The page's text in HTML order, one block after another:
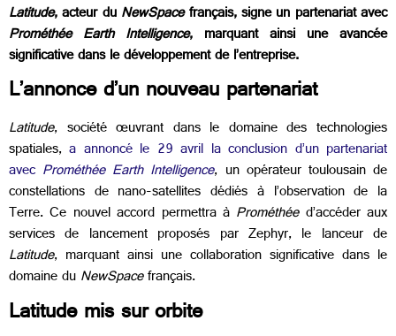
Latitude, acteur duNewSpacefrançais, signe un partenariat avec
Prométhée Earth Intelligence, marquant ainsi une avancée
significative dans le développement de l’entreprise.
L’annonce d’un nouveau partenariat
Latitude, société œuvrant dans le domaine des technologies
spatiales,a annoncé le 29 avril la conclusion d’un partenariat
avec Prométhée Earth Intelligence, un opérateur toulousain de
constellations de nano-satellites dédiés à l’observation de la
Terre. Ce nouvel accord permettra à Prométhéed’accéder aux
services de lancement proposés par Zephyr, le lanceur de
Latitude, marquant ainsi une collaboration significative dans le
domaine duNewSpacefrançais.
Latitude mis sur orbite